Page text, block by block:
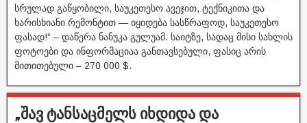
სრულად გაწყობილი, საუკეთესო ავეჯით, ტექნიკითა და
ხარისხიანი რემონტით — იყიდება სასწრაფოდ, საუკეთესო
ფასად!“ – დაწერა ნანუკა გულუამ. საიტზე, სადაც მისი სახლის
ფოტოები და ინფორმაციაა განთავსებული, ფასიც არის
მითითებული – 270 000 $.
„შავ ტანსაცმელს იხდიდა და